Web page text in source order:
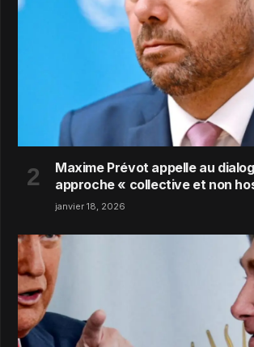
Maxime Prévot appelle au
approche « collective et non
janvier 18, 2026